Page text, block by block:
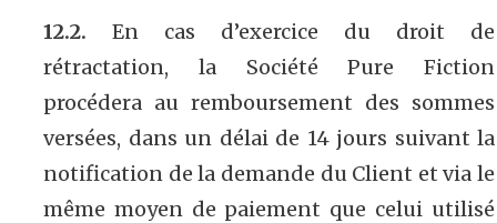
12.2. En cas d’exercice du droit de
rétractation, la Société Pure Fiction
procédera au remboursement des sommes
versées, dans un délai de 14 jours suivant la
notification de la demande du Client et via le
même moyen de paiement que celui utilisé